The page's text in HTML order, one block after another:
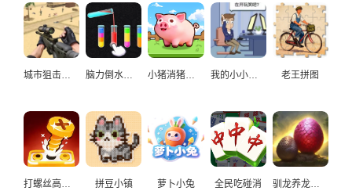
城市狙击手游戏 脑力倒水挑战 小猪消猪猪游戏 我的小小人生 老王拼图
打螺丝高手益智游戏 拼豆小镇 萝卜小兔 全民吃碰消 驯龙养龙孵化高手